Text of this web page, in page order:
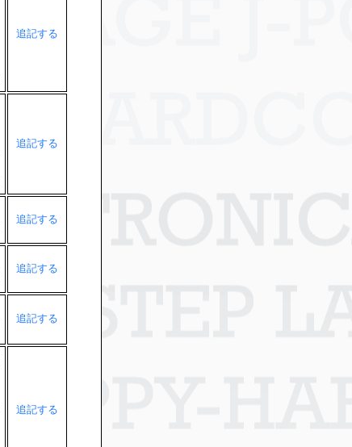
追記する
追記する
追記する
追記する
追記する
追記する